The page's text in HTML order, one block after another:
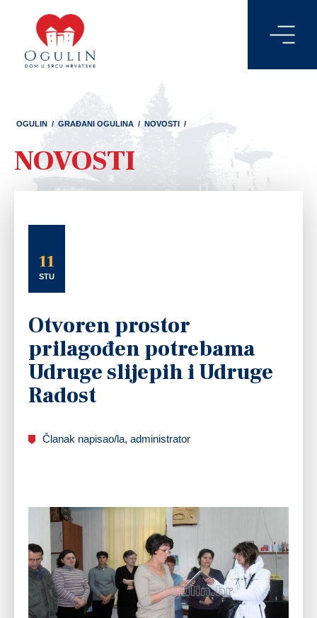
OGULIN / GRAĐANI OGULINA / NOVOSTI /
NOVOSTI
11
STU
Otvoren prostor
prilagođen potrebama
Udruge slijepih i Udruge
Radost
Članak napisao/la, administrator